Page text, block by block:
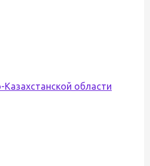
Казахстанской области